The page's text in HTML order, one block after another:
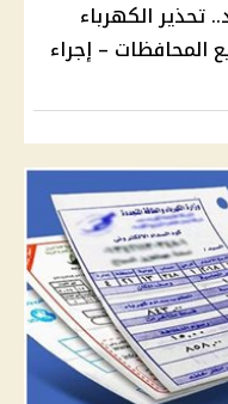
الكهرباء
– إجراء